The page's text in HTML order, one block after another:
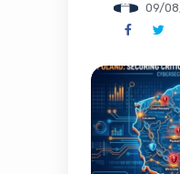
et qui
n’est plus
c’est la
Omilia,
vient de […]
09/